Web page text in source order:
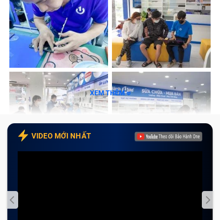
Pin chính hãng Apple
Pin linh kiện chất lượng cao
Pin dung lượng cao
Tại sao bạn nên thay pin iPhone 11 Pro Max tại
Bảo Hành One
Quy trình thay pin iPhone 11 Pro Max tại Bảo
Hành One
Lưu ý cần biết sau khi thay pin iPhone 11 Pro
Max
Chi phí
XEM THÊM
VIDEO MỚI NHẤT